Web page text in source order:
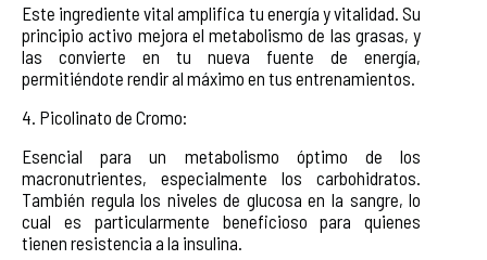
Este ingrediente vital amplifica tu energía y vitalidad. Su
principio activo mejora el metabolismo de las grasas, y
las convierte en tu nueva fuente de energía,
permitiéndote rendir al máximo en tus entrenamientos.
4. Picolinato de Cromo:
Esencial para un metabolismo óptimo de los
macronutrientes, especialmente los carbohidratos.
También regula los niveles de glucosa en la sangre, lo
cual es particularmente beneficioso para quienes
tienen resistencia a la insulina.